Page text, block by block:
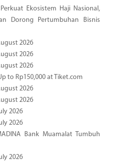
Ekosistem Haji Nasional,
Dorong Pertumbuhan Bisnis
2026
2026
2026
to Rp150,000 at Tiket.com
2026
2026
2026
2026
Bank Muamalat Tumbuh
2026